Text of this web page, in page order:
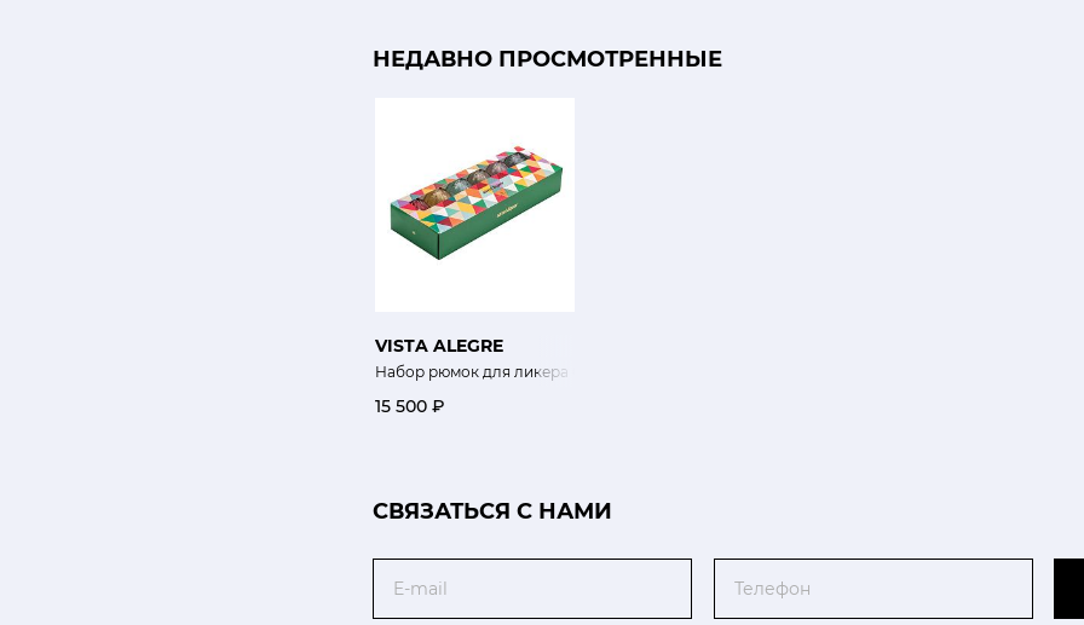
НЕДАВНО ПРОСМОТРЕННЫЕ
VISTA ALEGRE
Набор рюмок для ликера Сладкий ликёр 6 шт
15 500 ₽
CВЯЗАТЬСЯ С НАМИ